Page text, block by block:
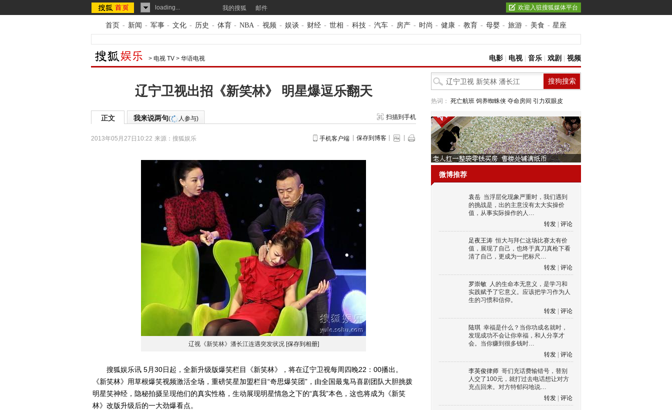
loading... 我的搜狐 邮件 欢迎入驻搜狐媒体平台
首页 - 新闻 - 军事 - 文化 - 历史 - 体育 - NBA - 视频 - 娱谈 - 财经 - 世相 - 科技 - 汽车 - 房产 - 时尚 - 健康 - 教育 - 母婴 - 旅游 - 美食 - 星座
> 电视 TV > 华语电视 电影 电视| 音乐 戏剧 视频
辽宁卫视出招《新笑林》 明星爆逗乐翻天
正文 我来说两句( 人参与) 扫描到手机
2013年05月27日10:22 来源： 搜狐娱乐 手机客户端 保存到博客
辽视《新笑林》潘长江连遇突发状况 [保存到相册]
搜狐娱乐讯 5月30日起，全新升级版爆笑栏目《新笑林》，将在辽宁卫视每周四晚22：00播出。
《新笑林》用草根爆笑视频激活全场，重磅笑星加盟栏目“奇思爆笑团”，由全国最鬼马喜剧团队大胆挑拨
明星笑神经，隐秘拍摄呈现他们的真实性格，生动展现明星情急之下的“真我”本色，这也将成为《新笑
林》改版升级后的一大劲爆看点。
热词： 死亡航班 饲养蜘蛛侠 夺命房间 引力双眼皮
微博推荐
袁岳 当浮层化现象严重时，我们遇到
的挑战是，出的主意没有太大实操价
值，从事实际操作的人…
转发
评论
足夜王涛 恒大与拜仁这场比赛太有价
值，展现了自己，也终于真刀真枪下看
清了自己，更成为一把标尺…
转发
评论
罗崇敏 人的生命本无意义，是学习和
实践赋予了它意义。应该把学习作为人
生的习惯和信仰。
转发
评论
陆琪 幸福是什么？当你功成名就时，
发现成功不会让你幸福，和人分享才
会。当你赚到很多钱时…
转发
评论
李英俊律师 哥们充话费输错号，替别
人交了100元，就打过去电话想让对方
充点回来。对方特郁闷地说…
转发
评论